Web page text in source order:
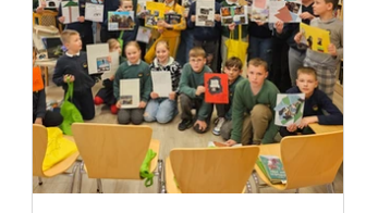
Mobilūs pašnekesiai